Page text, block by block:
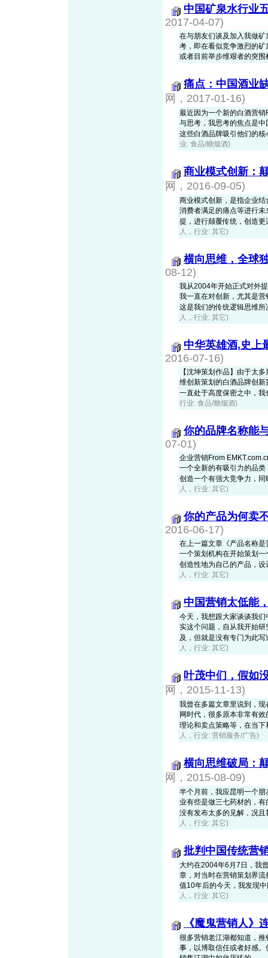
中国矿泉水行业
2017-04-07)
在与朋友们谈及加入我做
考，即在看似竞争激烈的
或者目前举步维艰者的突
痛点：中国酒业
网，2017-01-16)
最近因为一个新的白酒营
与思考，我思考的焦点是
这些白酒品牌吸引他们的
业: 食品/糖烟酒)
商业模式创新：
网，2016-09-05)
商业模式创新，是指企业
消费者满足的痛点等进行
提，进行颠覆传统，创造
人，行业: 其它)
横向思维，全球
08-12)
我从2004年开始正式对外
我一直在对创新，尤其是
这是我们的传统逻辑思维
人，行业: 其它)
中华英雄酒,史上
2016-07-16)
【沈坤策划作品】由于太
维创新策划的白酒品牌创
一直处于高度保密之中，
行业: 食品/糖烟酒)
你的品牌名称能
07-01)
企业营销From
一个全新的有吸引力的品
创造一个有强大竞争力，
人，行业: 其它)
你的产品为何卖
2016-06-17)
在上一篇文章《产品名称
一个策划机构在开始策划
创造性地为自己的产品，
人，行业: 其它)
中国营销太低能
今天，我想跟大家谈谈我
实这个问题，自从我开始
及，但就是没有专门为此
人，行业: 其它)
叶茂中们，假如
网，2015-11-13)
我曾在多篇文章里说到，
网时代，很多原本非常有
理论和卖点策略等，在当
人，行业: 营销服务/广告)
横向思维破局：
网，2015-08-09)
半个月前，我应昆明一个
业有些是做三七药材的，
没有发布太多的见解，况
人，行业: 其它)
批判中国传统营
大约在2004年6月7日，我
章，对当时在营销策划界
值10年后的今天，我发现
人，行业: 其它)
《魔鬼营销人》
很多营销老江湖都知道，
事，以博取信任或者好感